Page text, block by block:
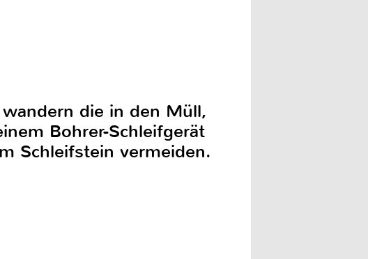
die in den Müll,
Bohrer-Schleifgerät
Schleifstein vermeiden.